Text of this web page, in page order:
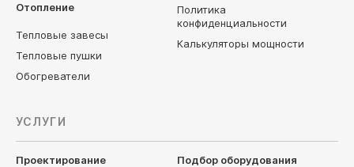
Отопление
Тепловые завесы
Тепловые пушки
Обогреватели
Политика
конфиденциальности
Калькуляторы мощности
УСЛУГИ
Проектирование
Подбор оборудования